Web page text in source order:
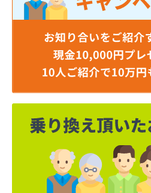
ツバメガス株式会社新城営業
ニイミガス株式会社
ニイミ産業株式会社 本部・
ニイミ産業株式会社 ホー
ニイミ産業株式会社 尾張旭
ハタスビルダー株式会社 リ
ひまわり農協 燃料課・プロ
フジオートステーション
フジヨシ商店
フルタ鹿乗店
ます角商店
マルタケ株式会社
マルト尾関商店